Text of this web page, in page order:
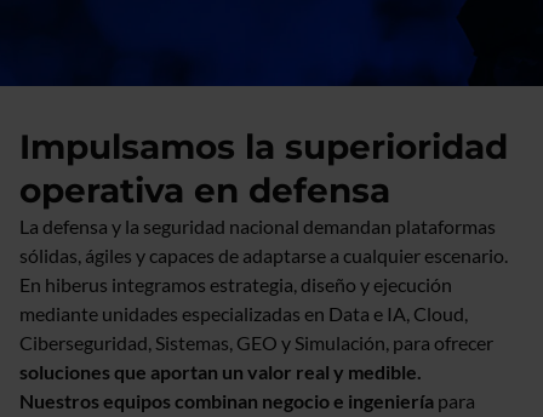
Impulsamos la superioridad
operativa en defensa
La defensa y la seguridad nacional demandan plataformas
sólidas, ágiles y capaces de adaptarse a cualquier escenario.
En hiberus integramos estrategia, diseño y ejecución
mediante unidades especializadas en Data e IA, Cloud,
Ciberseguridad, Sistemas, GEO y Simulación, para ofrecer
soluciones que aportan un valor real y medible.
Nuestros equipos combinan negocio e ingeniería para